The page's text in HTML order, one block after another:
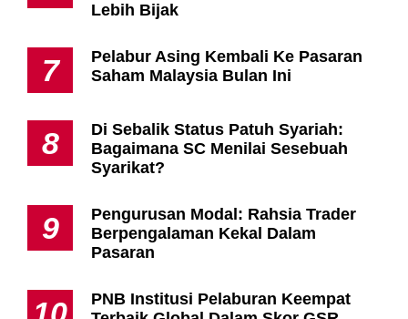
Lebih Bijak
7
Pelabur Asing Kembali Ke Pasaran
Saham Malaysia Bulan Ini
8
Di Sebalik Status Patuh Syariah:
Bagaimana SC Menilai Sesebuah
Syarikat?
9
Pengurusan Modal: Rahsia Trader
Berpengalaman Kekal Dalam
Pasaran
PNB Institusi Pelaburan Keempat